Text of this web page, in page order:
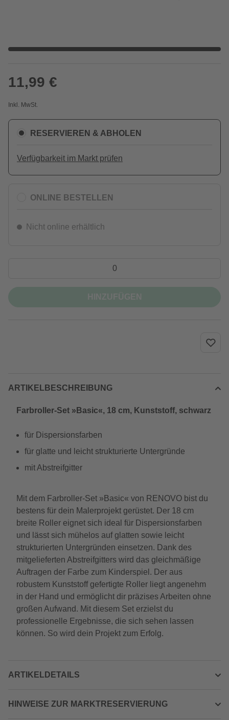
11,99 €
Inkl. MwSt.
RESERVIEREN & ABHOLEN
Verfügbarkeit im Markt prüfen
ONLINE BESTELLEN
Nicht online erhältlich
ARTIKELBESCHREIBUNG
Farbroller-Set »Basic«, 18 cm, Kunststoff, schwarz
für Dispersionsfarben
für glatte und leicht strukturierte Untergründe
mit Abstreifgitter
Mit dem Farbroller-Set »Basic« von RENOVO bist du
bestens für dein Malerprojekt gerüstet. Der 18 cm
breite Roller eignet sich ideal für Dispersionsfarben
und lässt sich mühelos auf glatten sowie leicht
strukturierten Untergründen einsetzen. Dank des
mitgelieferten Abstreifgitters wird das gleichmäßige
Auftragen der Farbe zum Kinderspiel. Der aus
robustem Kunststoff gefertigte Roller liegt angenehm
in der Hand und ermöglicht dir präzises Arbeiten ohne
großen Aufwand. Mit diesem Set erzielst du
professionelle Ergebnisse, die sich sehen lassen
können. So wird dein Projekt zum Erfolg.
ARTIKELDETAILS
HINWEISE ZUR MARKTRESERVIERUNG